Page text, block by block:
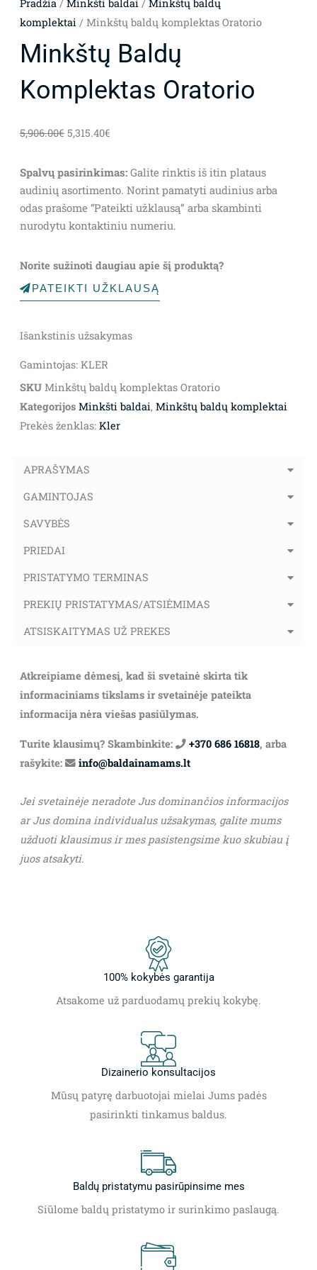
Pradžia/ Minkšti baldai/ Minkštų baldų
komplektai/ Minkštų baldų komplektas Oratorio
Minkštų Baldų
Komplektas Oratorio
5,906.00€ price
5,906.00€.
5,315.40€price
5,315.40€.
Spalvų pasirinkimas:Galite rinktis iš itin plataus
audinių asortimento. Norint pamatyti audinius arba
odas prašome “Pateikti užklausą” arba skambinti
nurodytu kontaktiniu numeriu.
Norite sužinoti daugiau apie šį produktą?
PATEIKTI UŽKLAUSĄ
Išankstinis užsakymas
Gamintojas: KLER
SKU Minkštų baldų komplektas Oratorio
Kategorijos Minkšti baldai, Minkštų baldų komplektai
Prekės ženklas: Kler
APRAŠYMAS
GAMINTOJAS
SAVYBĖS
PRIEDAI
PRISTATYMO TERMINAS
PREKIŲ PRISTATYMAS/ATSIĖMIMAS
ATSISKAITYMAS UŽ PREKES
Atkreipiame dėmesį, kad ši svetainė skirta tik
informaciniams tikslams ir svetainėje pateikta
informacija nėra viešas pasiūlymas.
Turite klausimų? Skambinkite: +370 686 16818, arba
rašykite:
info@baldainamams.lt
Jei svetainėje neradote Jus dominančios informacijos
ar Jus domina individualus užsakymas, galite mums
užduoti klausimus ir mes pasistengsime kuo skubiau į
juos atsakyti.
100% kokybės garantija
Atsakome už parduodamų prekių kokybę.
Dizainerio konsultacijos
Mūsų patyrę darbuotojai mielai Jums padės
pasirinkti tinkamus baldus.
Baldų pristatymu pasirūpinsime mes
Siūlome baldų pristatymo ir surinkimo paslaugą.